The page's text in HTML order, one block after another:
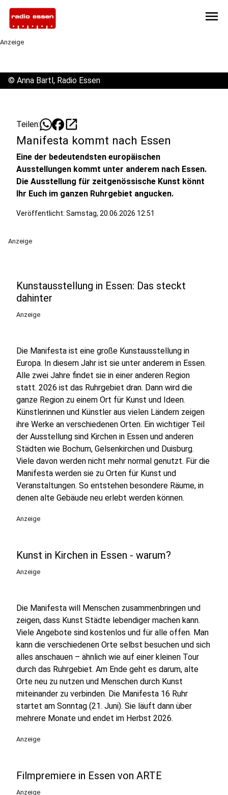
menu
Anzeige
© Anna Bartl, Radio Essen
Teilen: open_in_new
Manifesta kommt nach Essen
Eine der bedeutendsten europäischen
Ausstellungen kommt unter anderem nach Essen.
Die Ausstellung für zeitgenössische Kunst könnt
Ihr Euch im ganzen Ruhrgebiet angucken.
Veröffentlicht: Samstag, 20.06.2026 12:51
Anzeige
Kunstausstellung in Essen: Das steckt
dahinter
Anzeige
Die Manifesta ist eine große Kunstausstellung in
Europa. In diesem Jahr ist sie unter anderem in Essen.
Alle zwei Jahre findet sie in einer anderen Region
statt. 2026 ist das Ruhrgebiet dran. Dann wird die
ganze Region zu einem Ort für Kunst und Ideen.
Künstlerinnen und Künstler aus vielen Ländern zeigen
ihre Werke an verschiedenen Orten. Ein wichtiger Teil
der Ausstellung sind Kirchen in Essen und anderen
Städten wie Bochum, Gelsenkirchen und Duisburg.
Viele davon werden nicht mehr normal genutzt. Für die
Manifesta werden sie zu Orten für Kunst und
Veranstaltungen. So entstehen besondere Räume, in
denen alte Gebäude neu erlebt werden können.
Anzeige
Kunst in Kirchen in Essen - warum?
Anzeige
Die Manifesta will Menschen zusammenbringen und
zeigen, dass Kunst Städte lebendiger machen kann.
Viele Angebote sind kostenlos und für alle offen. Man
kann die verschiedenen Orte selbst besuchen und sich
alles anschauen – ähnlich wie auf einer kleinen Tour
durch das Ruhrgebiet. Am Ende geht es darum, alte
Orte neu zu nutzen und Menschen durch Kunst
miteinander zu verbinden. Die Manifesta 16 Ruhr
startet am Sonntag (21. Juni). Sie läuft dann über
mehrere Monate und endet im Herbst 2026.
Anzeige
Filmpremiere in Essen von ARTE
Anzeige